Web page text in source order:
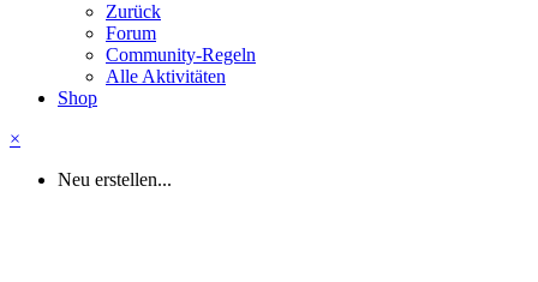
Zurück
Forum
Community-Regeln
Alle Aktivitäten
Shop
×
Neu erstellen...